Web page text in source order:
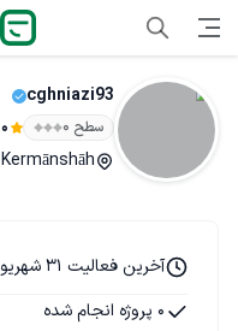
cghniazi93
سطح ۰ 0
Kermānshāh
آخرین فعالیت 31 شهریور 1397
0 پروژه انجام شده